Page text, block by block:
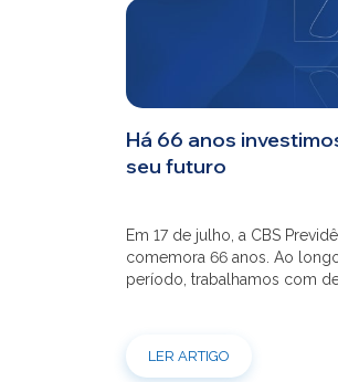
CBS
Planos
Investimentos
Há 66 anos
seu futuro
Em 17 de julho, a CBS
comemora 66 anos. Ao
período, trabalhamos com
aniversário, reforçamos o
LER ARTIGO